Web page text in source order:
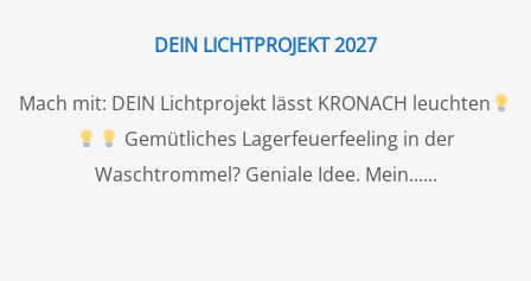
DEIN LICHTPROJEKT 2027
Mach mit: DEIN Lichtprojekt lässt KRONACH leuchten
Gemütliches Lagerfeuerfeeling in der
Waschtrommel? Geniale Idee. Mein...